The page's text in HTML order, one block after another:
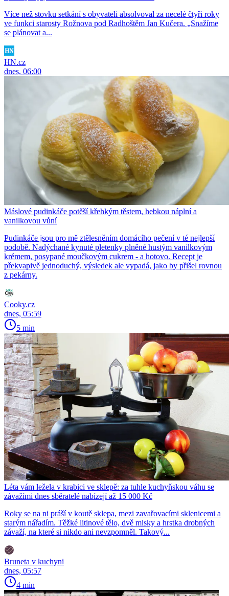
Více než stovku setkání s obyvateli absolvoval za necelé čtyři roky
ve funkci starosty Rožnova pod Radhoštěm Jan Kučera. „Snažíme
se plánovat a...
HN.cz
dnes, 06:00
Máslové pudinkáče potěší křehkým těstem, hebkou náplní a
vanilkovou vůní
Pudinkáče jsou pro mě ztělesněním domácího pečení v té nejlepší
podobě. Nadýchané kynuté pletenky plněné hustým vanilkovým
krémem, posypané moučkovým cukrem - a hotovo. Recept je
překvapivě jednoduchý, výsledek ale vypadá, jako by přišel rovnou
z pekárny.
Cooky.cz
dnes, 05:59
5 min
Léta vám ležela v krabici ve sklepě: za tuhle kuchyňskou váhu se
závažími dnes sběratelé nabízejí až 15 000 Kč
Roky se na ni práší v koutě sklepa, mezi zavařovacími sklenicemi a
starým nářadím. Těžké litinové tělo, dvě misky a hrstka drobných
závaží, na které si nikdo ani nevzpomněl. Takový...
Bruneta v kuchyni
dnes, 05:57
4 min